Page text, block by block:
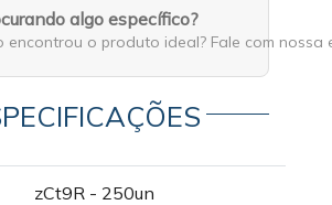
algo específico?
encontrou o produto ideal? Fale com nossa
zCt9R - 250un